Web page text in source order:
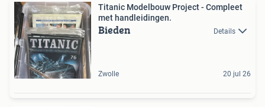
Titanic Modelbouw Project - Compleet
met handleidingen.
Bieden Details
Zwolle 20 jul 26